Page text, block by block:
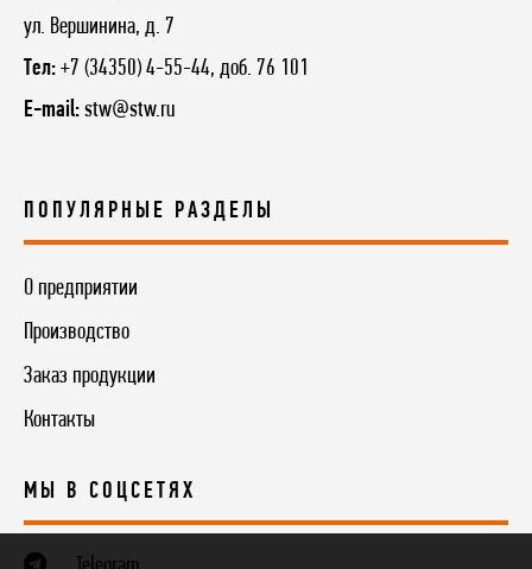
ул. Вершинина, д. 7
Тел: +7 (34350) 4-55-44, доб. 76 101
E-mail: stw@stw.ru
ПОПУЛЯРНЫЕ РАЗДЕЛЫ
О предприятии
Производство
Заказ продукции
Контакты
МЫ В СОЦСЕТЯХ